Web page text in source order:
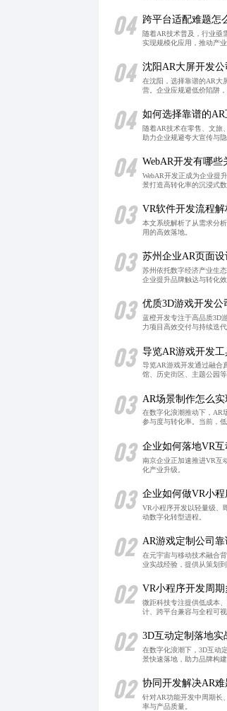
04 跨平台适配难题怎
随着AR技术普及，行业亟
实现规模化应用，推动产业
04 沈阳AR大屏开发公
在沈阳，选择靠谱的AR大
营。企业应规避低价陷阱
04 如何选择靠谱的AR
随着AR技术在零售、文旅
助力企业规避夸大宣传与
04 WebAR开发有哪些
WebAR开发正成为企业提
景打造高转化率的沉浸式数
03 VR软件开发流程解
本文系统解析了从需求分
用的高效落地。
03 苏州企业AR页面设
苏州依托数字经济产业生
企业提升品牌触达与转化效
03 优质3D游戏开发公
蓝橙开发专注于高品质3D
力项目高效交付与持续迭代
03 导览AR游戏开发工
导览AR游戏开发通过融合
馆、历史街区、主题公园
03 AR场景制作怎么实
在数字化浪潮推动下，AR
参与度与转化率。当前，
03 企业如何落地VR互
南京企业正加速推进VR互
化产业升级。
03 企业如何做VR小程
VR小程序开发以轻量级、
动数字化转型进程。
02 AR游戏定制公司靠
在元宇宙与移动技术融合
业实战经验，提供从策划
02 VR小程序开发周期
微距科技专注提供低成本
计、跨平台兼容与全程可
02 3D互动定制落地实
在数字化浪潮下，3D互动
景快速落地，助力品牌构
02 协同开发解决AR难
针对AR功能开发中周期长
率与产品质量。